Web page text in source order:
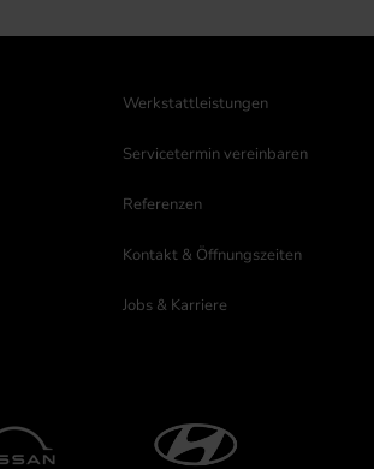
Werkstattleistungen
Servicetermin vereinbaren
Referenzen
Kontakt & Öffnungszeiten
Jobs & Karriere